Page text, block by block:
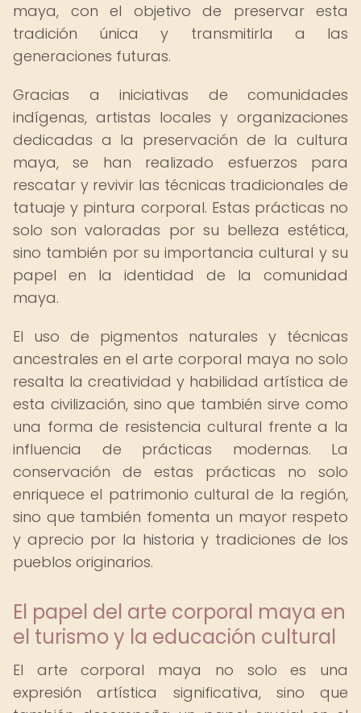
maya, con el objetivo de preservar esta
tradición única y transmitirla a las
generaciones futuras.
Gracias a iniciativas de comunidades
indígenas, artistas locales y organizaciones
dedicadas a la preservación de la cultura
maya, se han realizado esfuerzos para
rescatar y revivir las técnicas tradicionales de
tatuaje y pintura corporal. Estas prácticas no
solo son valoradas por su belleza estética,
sino también por su importancia cultural y su
papel en la identidad de la comunidad
maya.
El uso de pigmentos naturales y técnicas
ancestrales en el arte corporal maya no solo
resalta la creatividad y habilidad artística de
esta civilización, sino que también sirve como
una forma de resistencia cultural frente a la
influencia de prácticas modernas. La
conservación de estas prácticas no solo
enriquece el patrimonio cultural de la región,
sino que también fomenta un mayor respeto
y aprecio por la historia y tradiciones de los
pueblos originarios.
El papel del arte corporal maya en
el turismo y la educación cultural
El arte corporal maya no solo es una
expresión artística significativa, sino que